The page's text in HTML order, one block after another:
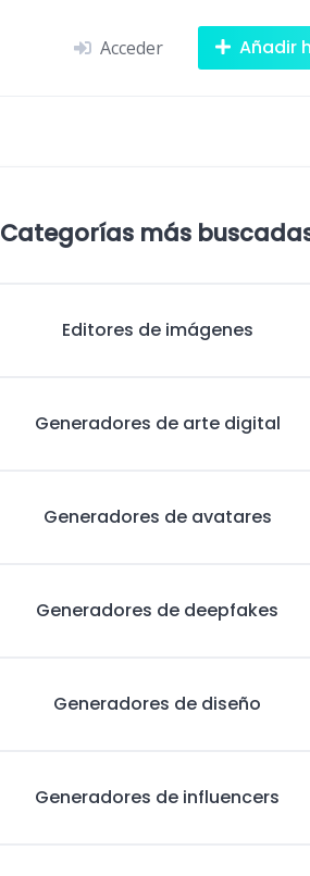
Acceder Añadir
Categorías más
Editores de imágenes
Generadores de arte digital
Generadores de avatares
Generadores de deepfakes
Generadores de diseño
Generadores de influencers